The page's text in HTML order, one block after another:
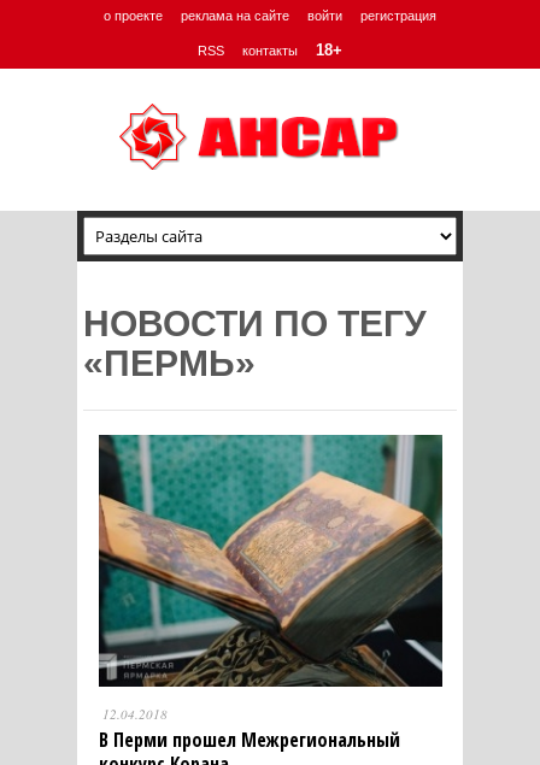
о проекте реклама на сайте войти регистрация
RSS контакты 18+
НОВОСТИ ПО ТЕГУ
«ПЕРМЬ»
12.04.2018
В Перми прошел Межрегиональный